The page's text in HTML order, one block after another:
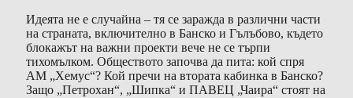
Идеята не е случайна – тя се заражда в различни части
на страната, включително в Банско и Гълъбово, където
блокажът на важни проекти вече не се търпи
тихомълком. Обществото започва да пита: кой спря
АМ „Хемус“? Кой пречи на втората кабинка в Банско?
Защо „Петрохан“, „Шипка“ и ПАВЕЦ „Чаира“ стоят на